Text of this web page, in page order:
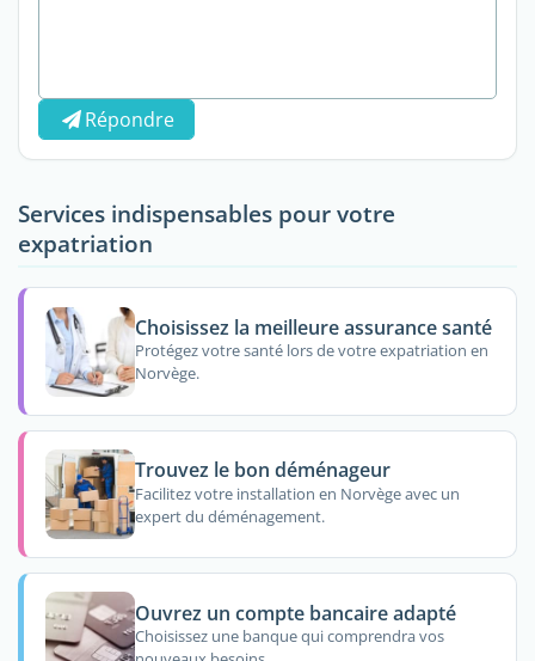
Répondre
Services indispensables pour votre
expatriation
Choisissez la meilleure assurance santé
Protégez votre santé lors de votre expatriation en
Norvège.
Trouvez le bon déménageur
Facilitez votre installation en Norvège avec un
expert du déménagement.
Ouvrez un compte bancaire adapté
Choisissez une banque qui comprendra vos